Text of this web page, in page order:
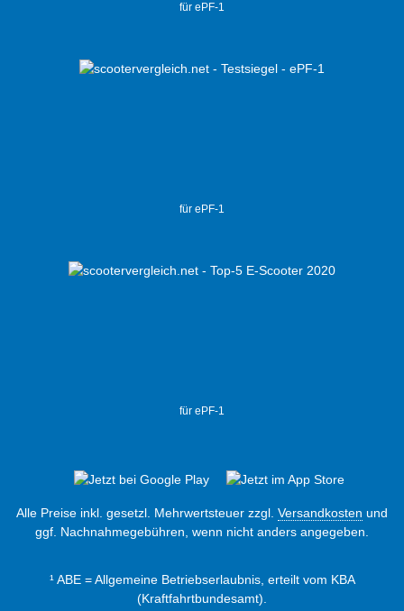
für ePF-1
für ePF-1
für ePF-1
Alle Preise inkl. gesetzl. Mehrwertsteuer zzgl. Versandkosten und
ggf. Nachnahmegebühren, wenn nicht anders angegeben.
¹ ABE = Allgemeine Betriebserlaubnis, erteilt vom KBA
(Kraftfahrtbundesamt).